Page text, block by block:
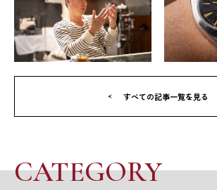
CATEGORY
すべての記事一覧を見る